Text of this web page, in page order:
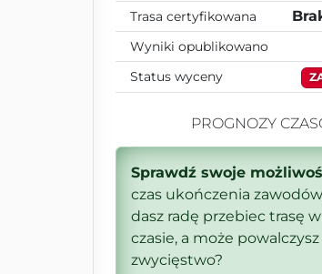
Trasa certyfikowana
Wyniki opublikowano
Status wyceny
PROGNOZY
Sprawdź swoje
czas ukończenia
dasz radę przebiec trasę
czasie, a może powalczysz
zwycięstwo?